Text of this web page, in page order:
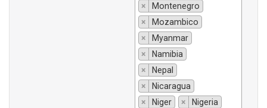
×
Montenegro
×
Mozambico
×
Myanmar
×
Namibia
×
Nepal
×
Nicaragua
×
Niger ×
Nigeria